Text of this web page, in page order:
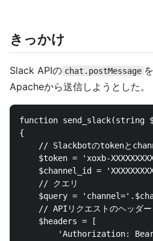
きっかけ
Slack APIの chat.postMessage
Apacheから送信しようとした。
function send_slack(string
{
// Slackbotのtokenと
$token = 'xoxb-
$channel_id =
    // クエリ
$query =
// APIリクエストのヘッダー
    $headers = [
'Authorization: